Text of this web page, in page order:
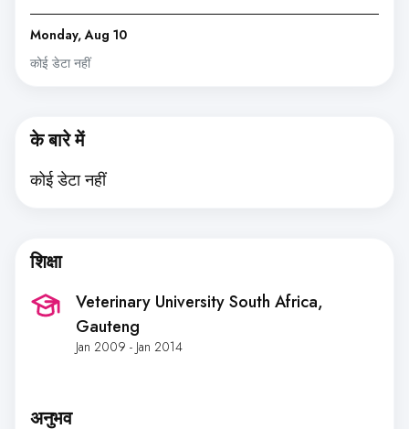
Monday, Aug 10
कोई डेटा नहीं
के बारे में
कोई डेटा नहीं
शिक्षा
Veterinary University South Africa,
Gauteng
Jan 2009 - Jan 2014
अनुभव